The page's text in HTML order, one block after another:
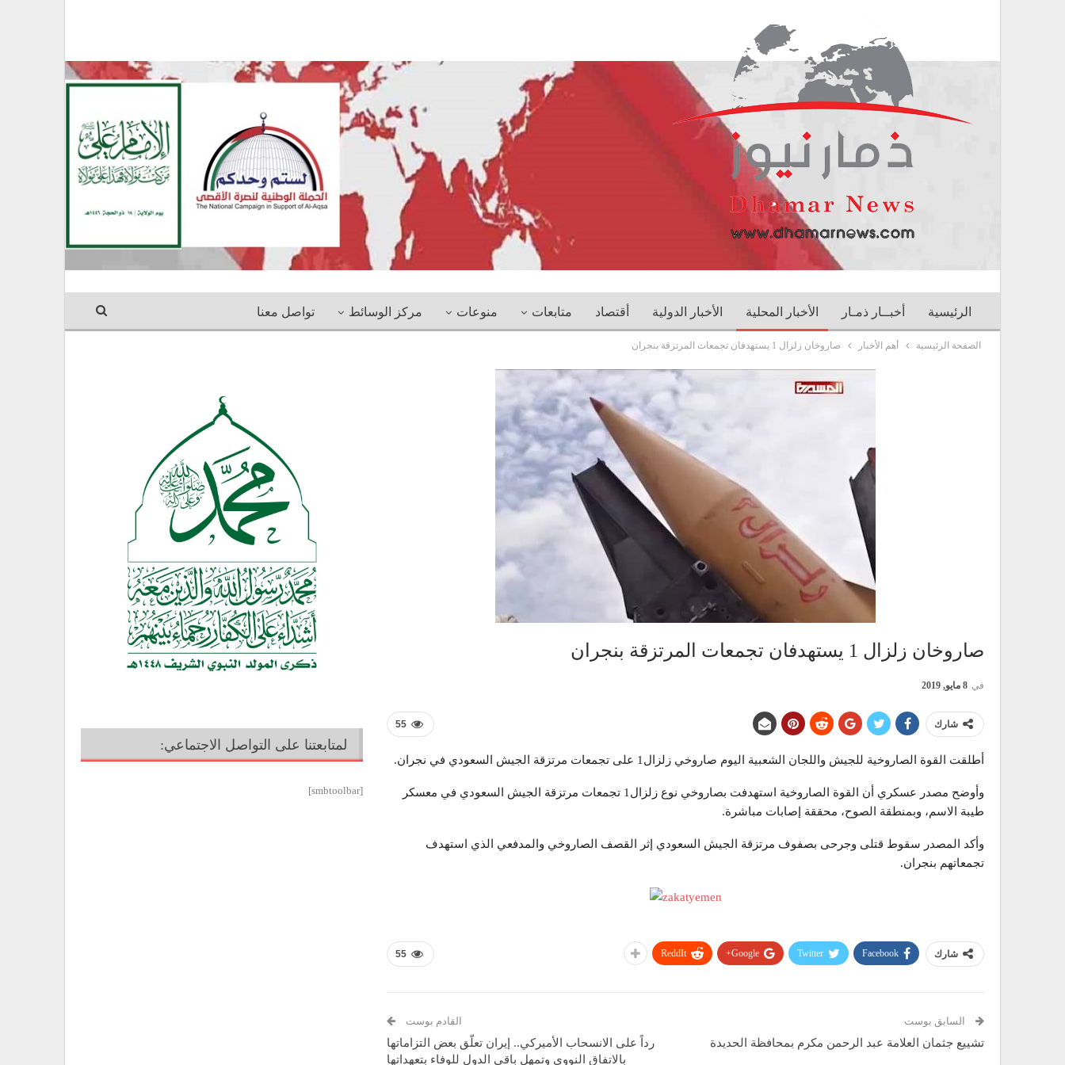
الرئيسية أخبــار ذمـار الأخبار المحلية الأخبار الدولية أقتصاد متابعات منوعات مركز الوسائط تواصل معنا
الصفحة الرئيسية أهم الأخبار صاروخان زلزال 1 يستهدفان تجمعات المرتزقة بنجران
صاروخان زلزال 1 يستهدفان تجمعات المرتزقة بنجران
في 8 مايو, 2019
55 شارك
أطلقت القوة الصاروخية للجيش واللجان الشعبية اليوم صاروخي زلزال1 على تجمعات مرتزقة الجيش السعودي في نجران.
وأوضح مصدر عسكري أن القوة الصاروخية استهدفت بصاروخي نوع زلزال1 تجمعات مرتزقة الجيش السعودي في معسكر
طيبة الاسم، وبمنطقة الصوح، محققة إصابات مباشرة.
وأكد المصدر سقوط قتلى وجرحى بصفوف مرتزقة الجيش السعودي إثر القصف الصاروخي والمدفعي الذي استهدف
تجمعاتهم بنجران.
55 شارك Facebook
Twitter
Google+
ReddIt
السابق بوست
تشييع جثمان العلامة عبد الرحمن مكرم بمحافظة الحديدة
القادم بوست
رداً على الانسحاب الأميركي.. إيران تعلّق بعض التزاماتها
بالاتفاق النووي وتمهل باقي الدول للوفاء بتعهداتها
لمتابعتنا على التواصل الاجتماعي:
[smbtoolbar]